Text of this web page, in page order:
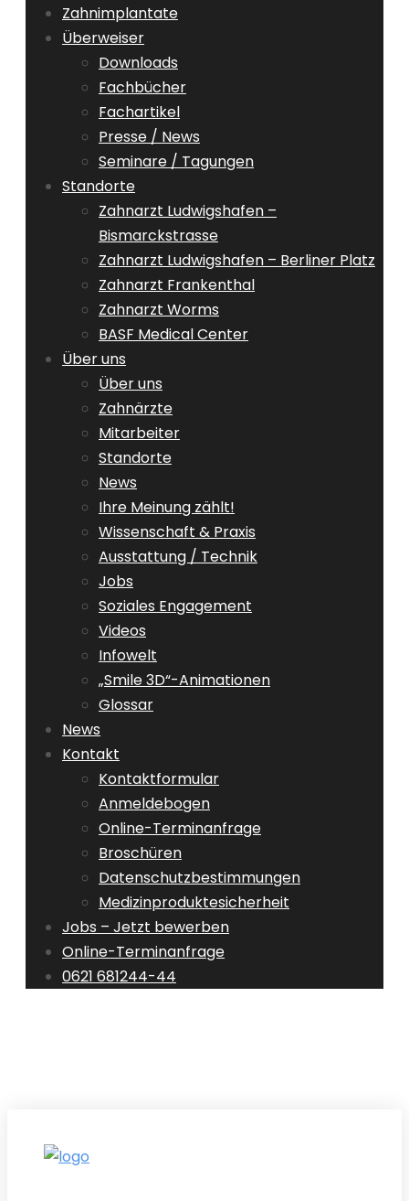
Zahnimplantate
Überweiser
Downloads
Fachbücher
Fachartikel
Presse / News
Seminare / Tagungen
Standorte
Zahnarzt Ludwigshafen –
Bismarckstrasse
Zahnarzt Ludwigshafen – Berliner Platz
Zahnarzt Frankenthal
Zahnarzt Worms
BASF Medical Center
Über uns
Über uns
Zahnärzte
Mitarbeiter
Standorte
News
Ihre Meinung zählt!
Wissenschaft & Praxis
Ausstattung / Technik
Jobs
Soziales Engagement
Videos
Infowelt
„Smile 3D“-Animationen
Glossar
News
Kontakt
Kontaktformular
Anmeldebogen
Online-Terminanfrage
Broschüren
Datenschutzbestimmungen
Medizinproduktesicherheit
Jobs – Jetzt bewerben
Online-Terminanfrage
0621 681244-44